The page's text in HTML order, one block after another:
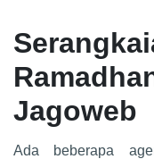
Jagoweb
Ada beberapa